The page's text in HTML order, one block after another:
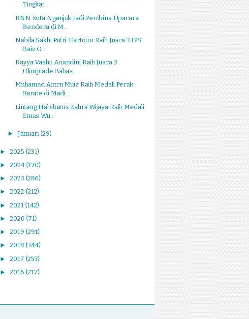
Tingkat...
BNN Kota Nganjuk Jadi Pembina Upacara
Bendera di M...
Nabila Sakhi Putri Hartono Raih Juara 3 IPS
Baiz O...
Rayya Vashti Anandini Raih Juara 3
Olimpiade Bahas...
Muhamad Amru Muiz Raih Medali Perak
Karate di Madi...
Lintang Habibatus Zahra Wijaya Raih Medali
Emas Wu...
► Januari (29)
► 2025 (231)
► 2024 (170)
► 2023 (286)
► 2022 (212)
► 2021 (142)
► 2020 (71)
► 2019 (291)
► 2018 (344)
► 2017 (253)
► 2016 (217)